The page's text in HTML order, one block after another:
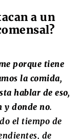
a un
porque tiene
la comida,
hablar de eso,
y donde no.
el tiempo de
de